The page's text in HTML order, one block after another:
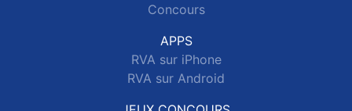
Concours
APPS
RVA sur iPhone
RVA sur Android